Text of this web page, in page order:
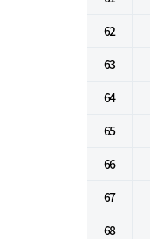
62
63
64
65
66
67
68